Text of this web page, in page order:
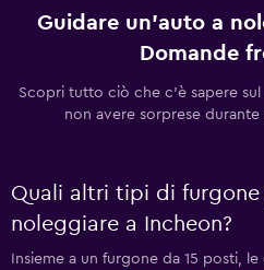
Guidare un'auto a
Domande
Scopri tutto ciò che c'è sapere
non avere sorprese
Quali altri tipi di furgone
noleggiare a Incheon?
Insieme a un furgone da 15 posti,